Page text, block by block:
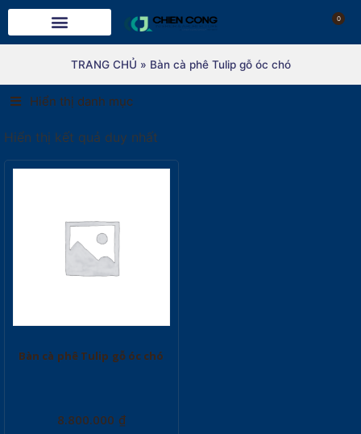
0
TRANG CHỦ » Bàn cà phê Tulip gỗ óc chó
Hiển thị danh mục
Hiển thị kết quả duy nhất
Bàn cà phê Tulip gỗ óc chó
8.800.000 ₫